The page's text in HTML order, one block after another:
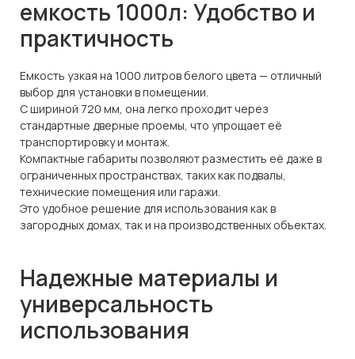
емкость 1000л: Удобство и
практичность
Емкость узкая на 1000 литров белого цвета — отличный
выбор для установки в помещении.
С шириной 720 мм, она легко проходит через
стандартные дверные проемы, что упрощает её
транспортировку и монтаж.
Компактные габариты позволяют разместить её даже в
ограниченных пространствах, таких как подвалы,
технические помещения или гаражи.
Это удобное решение для использования как в
загородных домах, так и на производственных объектах.
Надежные материалы и
универсальность
использования